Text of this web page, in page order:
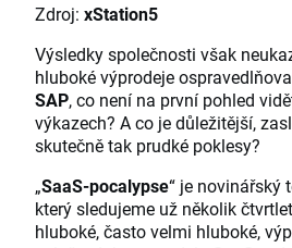
Zdroj: xStation5
Výsledky společnosti však
hluboké výprodeje
SAP, co není na první pohled
výkazech? A co je důležitější,
skutečně tak prudké poklesy?
„SaaS-pocalypse“ je novinářský
který sledujeme už několik
hluboké, často velmi hluboké,